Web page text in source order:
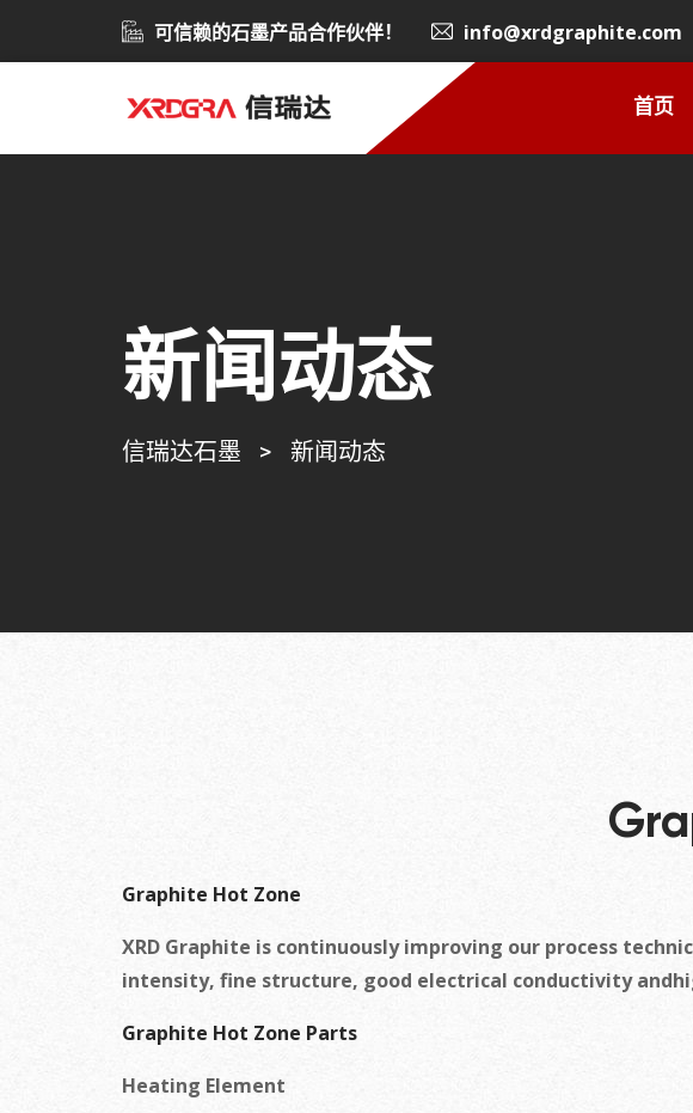
可信赖的石墨产品合作伙伴！ info@xrdgraphite.com
首页
新闻动态
信瑞达石墨 > 新闻动态
Graphite Hot Zone
XRD Graphite is continuously improving our process
intensity, fine structure, good electrical conductivity
Graphite Hot Zone Parts
Heating Element